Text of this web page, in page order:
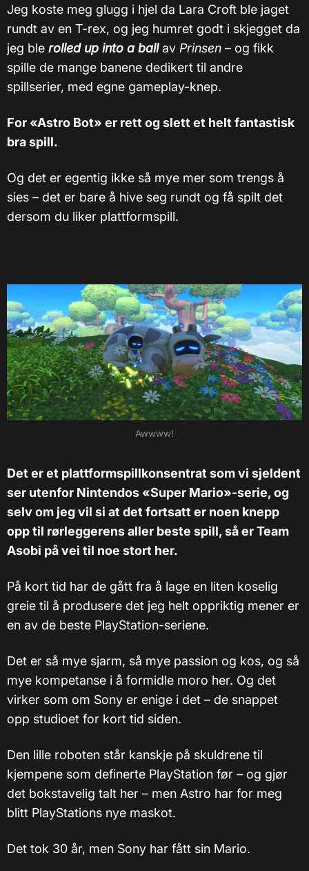
Jeg koste meg glugg i hjel da Lara Croft ble jaget
rundt av en T-rex, og jeg humret godt i skjegget da
jeg ble rolled up into a ballav Prinsen – og fikk
spille de mange banene dedikert til andre
spillserier, med egne gameplay-knep.
For «Astro Bot» er rett og slett et helt fantastisk
bra spill.
Og det er egentig ikke så mye mer som trengs å
sies – det er bare å hive seg rundt og få spilt det
dersom du liker plattformspill.
Awwww!
Det er et plattformspillkonsentrat som vi sjeldent
ser utenfor Nintendos «Super Mario»-serie, og
selv om jeg vil si at det fortsatt er noen knepp
opp til rørleggerens aller beste spill, så er Team
Asobi på vei til noe stort her.
På kort tid har de gått fra å lage en liten koselig
greie til å produsere det jeg helt oppriktig mener er
en av de beste PlayStation-seriene.
Det er så mye sjarm, så mye passion og kos, og så
mye kompetanse i å formidle moro her. Og det
virker som om Sony er enige i det – de snappet
opp studioet for kort tid siden.
Den lille roboten står kanskje på skuldrene til
kjempene som definerte PlayStation før – og gjør
det bokstavelig talt her – men Astro har for meg
blitt PlayStations nye maskot.
Det tok 30 år, men Sony har fått sin Mario.